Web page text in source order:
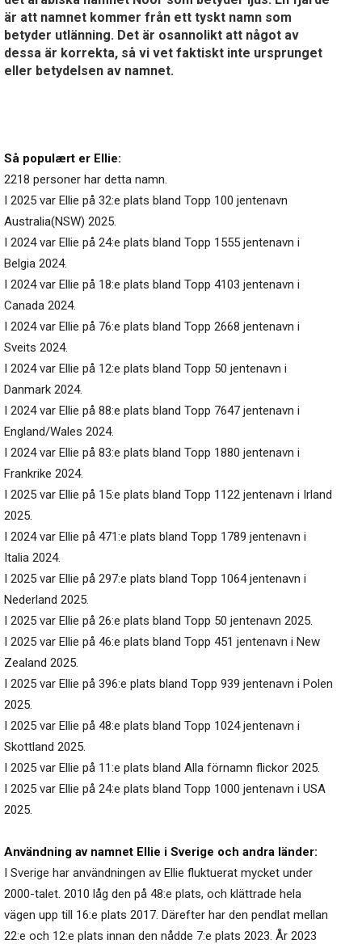
är att namnet kommer från ett tyskt namn som
betyder utlänning. Det är osannolikt att något av
dessa är korrekta, så vi vet faktiskt inte ursprunget
eller betydelsen av namnet.
Så populært er Ellie:
2218 personer har detta namn.
I 2025 var Ellie på 32:e plats bland Topp 100 jentenavn
Australia(NSW) 2025.
I 2024 var Ellie på 24:e plats bland Topp 1555 jentenavn i
Belgia 2024.
I 2024 var Ellie på 18:e plats bland Topp 4103 jentenavn i
Canada 2024.
I 2024 var Ellie på 76:e plats bland Topp 2668 jentenavn i
Sveits 2024.
I 2024 var Ellie på 12:e plats bland Topp 50 jentenavn i
Danmark 2024.
I 2024 var Ellie på 88:e plats bland Topp 7647 jentenavn i
England/Wales 2024.
I 2024 var Ellie på 83:e plats bland Topp 1880 jentenavn i
Frankrike 2024.
I 2025 var Ellie på 15:e plats bland Topp 1122 jentenavn i Irland
2025.
I 2024 var Ellie på 471:e plats bland Topp 1789 jentenavn i
Italia 2024.
I 2025 var Ellie på 297:e plats bland Topp 1064 jentenavn i
Nederland 2025.
I 2025 var Ellie på 26:e plats bland Topp 50 jentenavn 2025.
I 2025 var Ellie på 46:e plats bland Topp 451 jentenavn i New
Zealand 2025.
I 2025 var Ellie på 396:e plats bland Topp 939 jentenavn i Polen
2025.
I 2025 var Ellie på 48:e plats bland Topp 1024 jentenavn i
Skottland 2025.
I 2025 var Ellie på 11:e plats bland Alla förnamn flickor 2025.
I 2025 var Ellie på 24:e plats bland Topp 1000 jentenavn i USA
2025.
Användning av namnet Ellie i Sverige och andra länder:
I Sverige har användningen av Ellie fluktuerat mycket under
2000-talet. 2010 låg den på 48:e plats, och klättrade hela
vägen upp till 16:e plats 2017. Därefter har den pendlat mellan
22:e och 12:e plats innan den nådde 7:e plats 2023. År 2023